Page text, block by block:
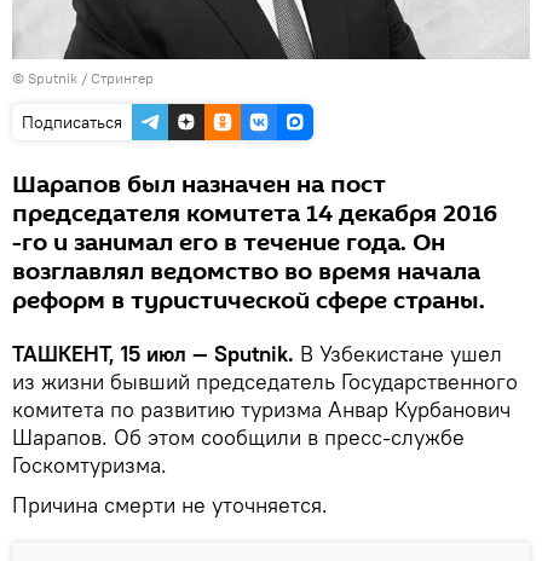
© Sputnik / Стрингер
Подписаться
Шарапов был назначен на пост
председателя комитета 14 декабря 2016
-го и занимал его в течение года. Он
возглавлял ведомство во время начала
реформ в туристической сфере страны.
ТАШКЕНТ, 15 июл — Sputnik. В Узбекистане ушел
из жизни бывший председатель Государственного
комитета по развитию туризма Анвар Курбанович
Шарапов. Об этом сообщили в пресс-службе
Госкомтуризма.
Причина смерти не уточняется.